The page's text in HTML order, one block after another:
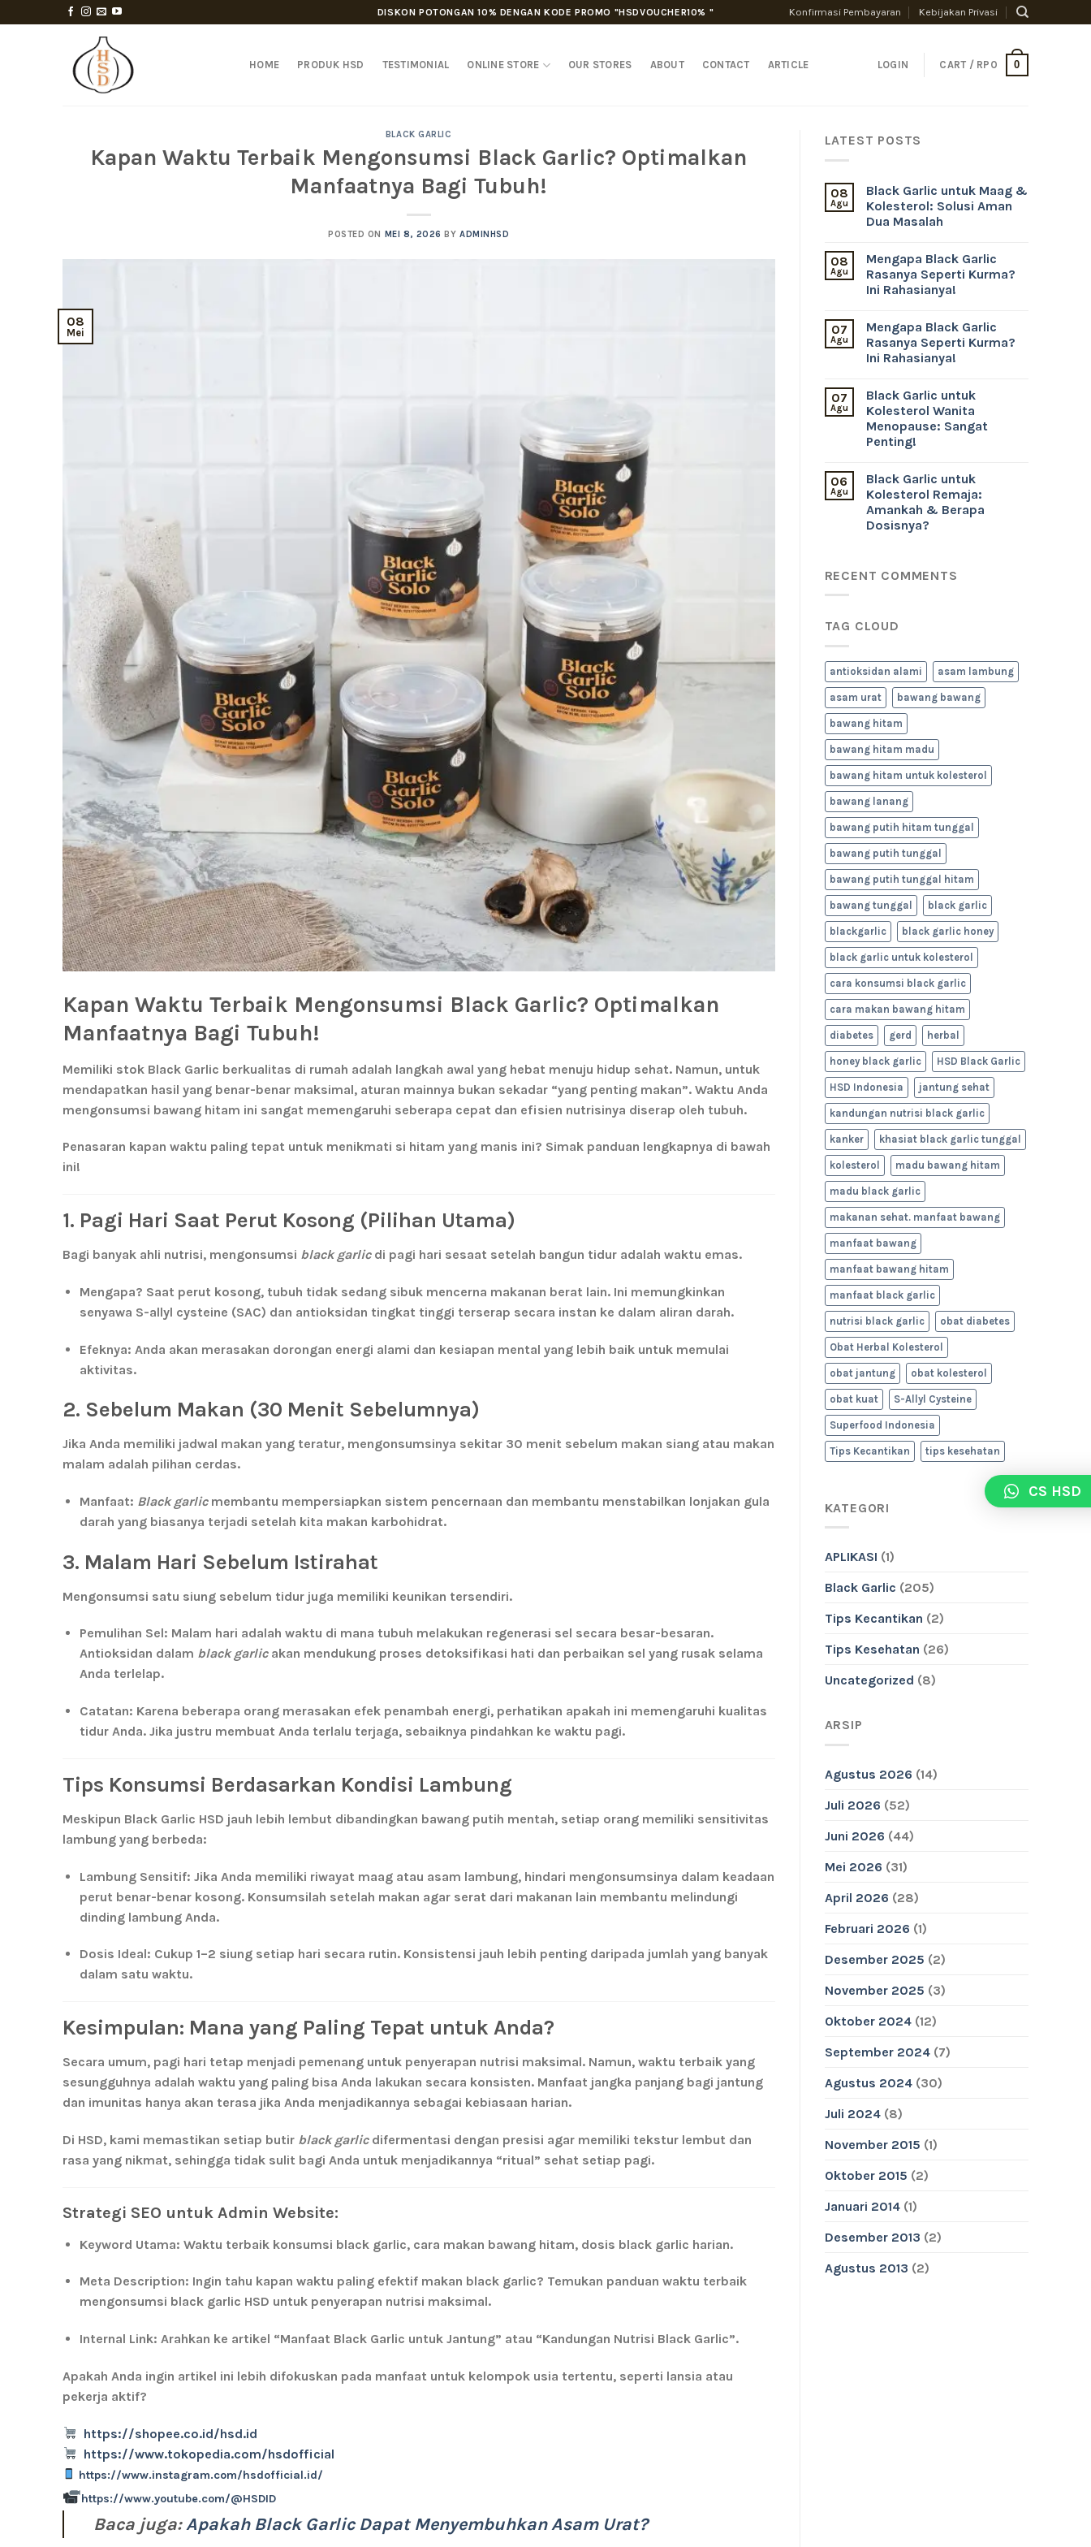
to
DISKON POTONGAN 10% DENGAN KODE PROMO "HSDVOUCHER10% " Konfirmasi Pembayaran Kebijakan Privasi
HOME PRODUK HSD TESTIMONIAL ONLINE STORE OUR STORES ABOUT CONTACT ARTICLE LOGIN CART / RP 0 0
BLACK GARLIC
Kapan Waktu Terbaik Mengonsumsi Black Garlic? Optimalkan
Manfaatnya Bagi Tubuh!
POSTED ON MEI 8, 2026 BYADMINHSD
08
Mei
Kapan Waktu Terbaik Mengonsumsi Black Garlic? Optimalkan
Manfaatnya Bagi Tubuh!
Memiliki stok Black Garlic berkualitas di rumah adalah langkah awal yang hebat menuju hidup sehat. Namun, untuk
mendapatkan hasil yang benar-benar maksimal, aturan mainnya bukan sekadar “yang penting makan”. Waktu Anda
mengonsumsi bawang hitam ini sangat memengaruhi seberapa cepat dan efisien nutrisinya diserap oleh tubuh.
Penasaran kapan waktu paling tepat untuk menikmati si hitam yang manis ini? Simak panduan lengkapnya di bawah
ini!
1. Pagi Hari Saat Perut Kosong (Pilihan Utama)
Bagi banyak ahli nutrisi, mengonsumsi black garlicdi pagi hari sesaat setelah bangun tidur adalah waktu emas.
Mengapa? Saat perut kosong, tubuh tidak sedang sibuk mencerna makanan berat lain. Ini memungkinkan
senyawa S-allyl cysteine (SAC) dan antioksidan tingkat tinggi terserap secara instan ke dalam aliran darah.
Efeknya: Anda akan merasakan dorongan energi alami dan kesiapan mental yang lebih baik untuk memulai
aktivitas.
2. Sebelum Makan (30 Menit Sebelumnya)
Jika Anda memiliki jadwal makan yang teratur, mengonsumsinya sekitar 30 menit sebelum makan siang atau makan
malam adalah pilihan cerdas.
Manfaat: Black garlicmembantu mempersiapkan sistem pencernaan dan membantu menstabilkan lonjakan gula
darah yang biasanya terjadi setelah kita makan karbohidrat.
3. Malam Hari Sebelum Istirahat
Mengonsumsi satu siung sebelum tidur juga memiliki keunikan tersendiri.
Pemulihan Sel: Malam hari adalah waktu di mana tubuh melakukan regenerasi sel secara besar-besaran.
Antioksidan dalam black garlicakan mendukung proses detoksifikasi hati dan perbaikan sel yang rusak selama
Anda terlelap.
Catatan: Karena beberapa orang merasakan efek penambah energi, perhatikan apakah ini memengaruhi kualitas
tidur Anda. Jika justru membuat Anda terlalu terjaga, sebaiknya pindahkan ke waktu pagi.
Tips Konsumsi Berdasarkan Kondisi Lambung
Meskipun Black Garlic HSD jauh lebih lembut dibandingkan bawang putih mentah, setiap orang memiliki sensitivitas
lambung yang berbeda:
Lambung Sensitif: Jika Anda memiliki riwayat maag atau asam lambung, hindari mengonsumsinya dalam keadaan
perut benar-benar kosong. Konsumsilah setelah makan agar serat dari makanan lain membantu melindungi
dinding lambung Anda.
Dosis Ideal: Cukup 1–2 siung setiap hari secara rutin. Konsistensi jauh lebih penting daripada jumlah yang banyak
dalam satu waktu.
Kesimpulan: Mana yang Paling Tepat untuk Anda?
Secara umum, pagi hari tetap menjadi pemenang untuk penyerapan nutrisi maksimal. Namun, waktu terbaik yang
sesungguhnya adalah waktu yang paling bisa Anda lakukan secara konsisten. Manfaat jangka panjang bagi jantung
dan imunitas hanya akan terasa jika Anda menjadikannya sebagai kebiasaan harian.
Di HSD, kami memastikan setiap butir black garlicdifermentasi dengan presisi agar memiliki tekstur lembut dan
rasa yang nikmat, sehingga tidak sulit bagi Anda untuk menjadikannya “ritual” sehat setiap pagi.
Strategi SEO untuk Admin Website:
Keyword Utama: Waktu terbaik konsumsi black garlic, cara makan bawang hitam, dosis black garlic harian.
Meta Description: Ingin tahu kapan waktu paling efektif makan black garlic? Temukan panduan waktu terbaik
mengonsumsi black garlic HSD untuk penyerapan nutrisi maksimal.
Internal Link: Arahkan ke artikel “Manfaat Black Garlic untuk Jantung” atau “Kandungan Nutrisi Black Garlic”.
Apakah Anda ingin artikel ini lebih difokuskan pada manfaat untuk kelompok usia tertentu, seperti lansia atau
pekerja aktif?
https://shopee.co.id/hsd.id
https://www.tokopedia.com/hsdofficial
https://www.instagram.com/hsdofficial.id/
https://www.youtube.com/@HSDID
Baca juga: Apakah Black Garlic Dapat Menyembuhkan Asam Urat?
LATEST POSTS
08
Agu
Black Garlic untuk Maag &
Kolesterol: Solusi Aman
Dua Masalah
08
Agu
Mengapa Black Garlic
Rasanya Seperti Kurma?
Ini Rahasianya!
07
Agu
Mengapa Black Garlic
Rasanya Seperti Kurma?
Ini Rahasianya!
07
Agu
Black Garlic untuk
Kolesterol Wanita
Menopause: Sangat
Penting!
06
Agu
Black Garlic untuk
Kolesterol Remaja:
Amankah & Berapa
Dosisnya?
RECENT COMMENTS
TAG CLOUD
antioksidan alami asam lambung
asam urat bawang bawang
bawang hitam
bawang hitam madu
bawang hitam untuk kolesterol
bawang lanang
bawang putih hitam tunggal
bawang putih tunggal
bawang putih tunggal hitam
bawang tunggal black garlic
blackgarlic black garlic honey
black garlic untuk kolesterol
cara konsumsi black garlic
cara makan bawang hitam
diabetes gerd herbal
honey black garlic HSD Black Garlic
HSD Indonesia jantung sehat
kandungan nutrisi black garlic
kanker khasiat black garlic tunggal
kolesterol madu bawang hitam
madu black garlic
makanan sehat. manfaat bawang
manfaat bawang
manfaat bawang hitam
manfaat black garlic
nutrisi black garlic obat diabetes
Obat Herbal Kolesterol
obat jantung obat kolesterol
obat kuat S-Allyl Cysteine
Superfood Indonesia
Tips Kecantikan tips kesehatan
KATEGORI
APLIKASI (1)
Black Garlic (205)
Tips Kecantikan (2)
Tips Kesehatan (26)
Uncategorized (8)
ARSIP
Agustus 2026 (14)
Juli 2026 (52)
Juni 2026 (44)
Mei 2026 (31)
April 2026 (28)
Februari 2026 (1)
Desember 2025 (2)
November 2025 (3)
Oktober 2024(12)
September 2024(7)
Agustus 2024(30)
Juli 2024(8)
November 2015 (1)
Oktober 2015 (2)
Januari 2014(1)
Desember 2013 (2)
Agustus 2013 (2)
CS HSD
membeli
Black Garlic
Tunggal 100 G HSDdari